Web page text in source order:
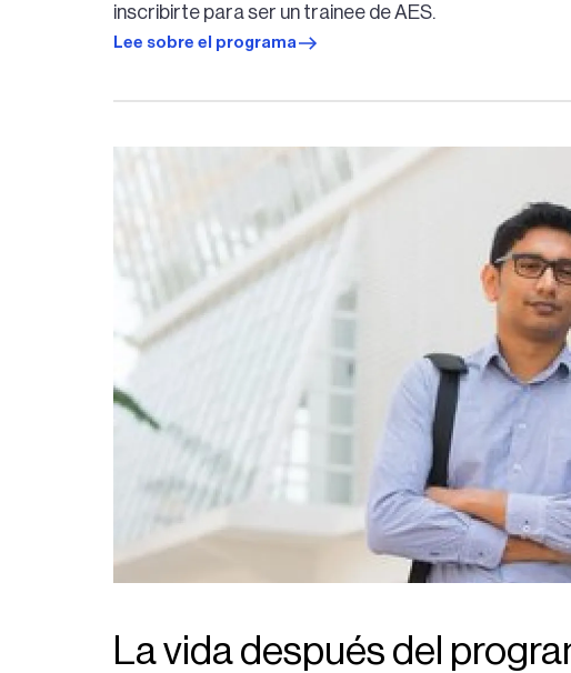
inscribirte para ser un trainee de AES.
Lee sobre el programa
La vida después del